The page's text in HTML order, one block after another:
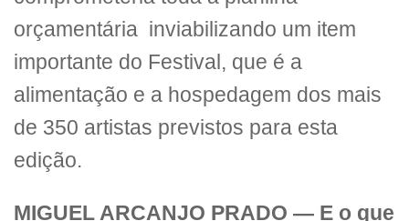
orçamentária inviabilizando um item
importante do Festival, que é a
alimentação e a hospedagem dos mais
de 350 artistas previstos para esta
edição.
MIGUEL ARCANJO PRADO — E o que